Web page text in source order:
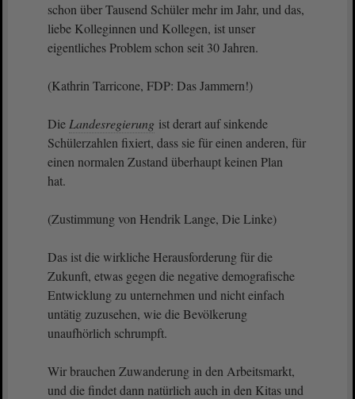
schon über Tausend Schüler mehr im Jahr, und das,
liebe Kolleginnen und Kollegen, ist unser
eigentliches Problem schon seit 30 Jahren.
(Kathrin Tarricone, FDP: Das Jammern!)
Die Landesregierung ist derart auf sinkende
Schülerzahlen fixiert, dass sie für einen anderen, für
einen normalen Zustand überhaupt keinen Plan
hat.
(Zustimmung von Hendrik Lange, Die Linke)
Das ist die wirkliche Herausforderung für die
Zukunft, etwas gegen die negative demografische
Entwicklung zu unternehmen und nicht einfach
untätig zuzusehen, wie die Bevölkerung
unaufhörlich schrumpft.
Wir brauchen Zuwanderung in den Arbeitsmarkt,
und die findet dann natürlich auch in den Kitas und